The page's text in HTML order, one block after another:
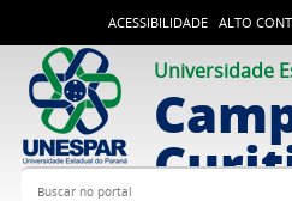
ACESSIBILIDADE ALTO
Universidade
Buscar no portal